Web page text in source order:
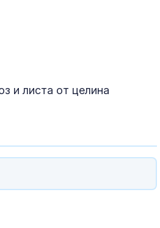
и листа от целинаТоплес лято за Хайди